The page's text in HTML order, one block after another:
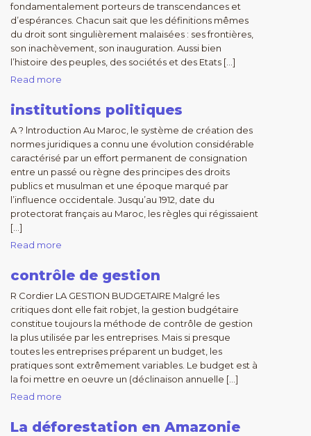
fondamentalement porteurs de transcendances et
d’espérances. Chacun sait que les définitions mêmes
du droit sont singulièrement malaisées : ses frontières,
son inachèvement, son inauguration. Aussi bien
l’histoire des peuples, des sociétés et des Etats […]
Read more
institutions politiques
A ? lntroduction Au Maroc, le système de création des
normes juridiques a connu une évolution considérable
caractérisé par un effort permanent de consignation
entre un passé ou règne des principes des droits
publics et musulman et une époque marqué par
l’influence occidentale. Jusqu’au 1912, date du
protectorat français au Maroc, les règles qui régissaient
[…]
Read more
contrôle de gestion
R Cordier LA GESTION BUDGETAIRE Malgré les
critiques dont elle fait robjet, la gestion budgétaire
constitue toujours la méthode de contrôle de gestion
la plus utilisée par les entreprises. Mais si presque
toutes les entreprises préparent un budget, les
pratiques sont extrêmement variables. Le budget est à
la foi mettre en oeuvre un (déclinaison annuelle […]
Read more
La déforestation en Amazonie